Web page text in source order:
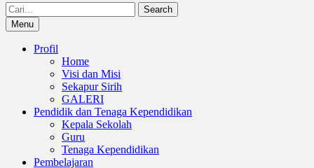
Search
for:Menu
Profil
Home
Visi dan Misi
Sekapur Sirih
GALERI
Pendidik dan Tenaga Kependidikan
Kepala Sekolah
Guru
Tenaga Kependidikan
Pembelajaran